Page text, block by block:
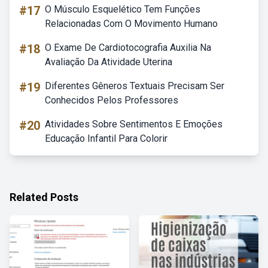
#17 O Músculo Esquelético Tem Funções
Relacionadas Com O Movimento Humano
#18 O Exame De Cardiotocografia Auxilia Na
Avaliação Da Atividade Uterina
#19 Diferentes Gêneros Textuais Precisam Ser
Conhecidos Pelos Professores
#20 Atividades Sobre Sentimentos E Emoções
Educação Infantil Para Colorir
Related Posts